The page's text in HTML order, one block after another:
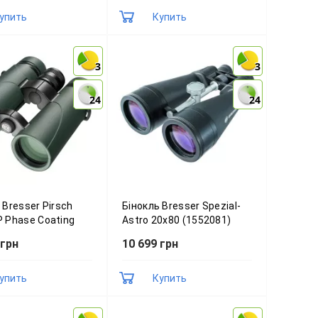
Купить
3
24
3
24
Bresser Pirsch
Phase Coating
3
24
3
24
Бінокль Bresser Spezial-
Astro 20x80 (1552081)
10 699 грн
Купить